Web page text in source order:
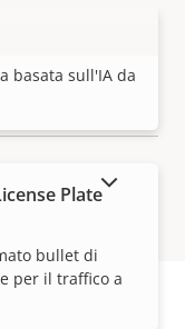
basata sull'IA da
Plate
bullet di
per il traffico a